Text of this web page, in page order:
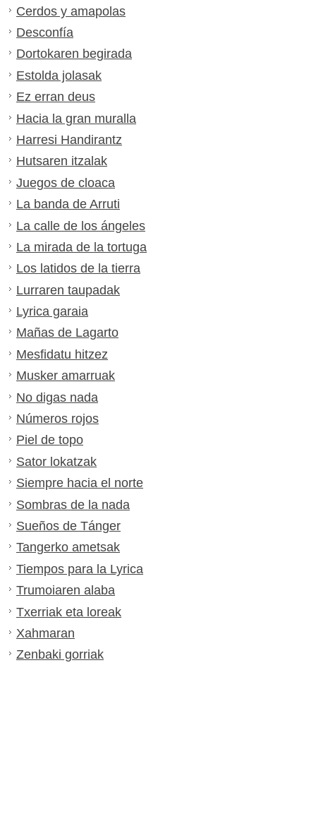
Cerdos y amapolas
Desconfía
Dortokaren begirada
Estolda jolasak
Ez erran deus
Hacia la gran muralla
Harresi Handirantz
Hutsaren itzalak
Juegos de cloaca
La banda de Arruti
La calle de los ángeles
La mirada de la tortuga
Los latidos de la tierra
Lurraren taupadak
Lyrica garaia
Mañas de Lagarto
Mesfidatu hitzez
Musker amarruak
No digas nada
Números rojos
Piel de topo
Sator lokatzak
Siempre hacia el norte
Sombras de la nada
Sueños de Tánger
Tangerko ametsak
Tiempos para la Lyrica
Trumoiaren alaba
Txerriak eta loreak
Xahmaran
Zenbaki gorriak